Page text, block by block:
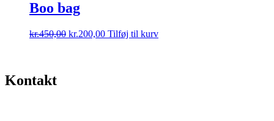
Boo bag
kr.450,00 Den
kr.200,00Den
Tilføj til kurv
Kontakt